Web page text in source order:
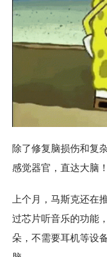
除了修复脑损伤和复
感觉器官，直达大脑！
上个月，马斯克还在
过芯片听音乐的功能
朵，不需要耳机等设